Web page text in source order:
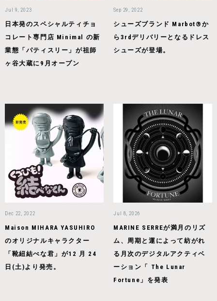
Jul 9, 2023
日本発のスペシャルティチョ
コレート専門店 Minimal の新
業態「パティスリー」が祖師
ヶ谷大蔵に9月オープン
Sep 29, 2022
シューズブランド Marbot®か
ら3rdデリバリーとなるドレス
シューズが登場。
Dec 22, 2022
Maison MIHARA YASUHIRO
のオリジナルキャラクター
「靴紐結べな君」が12 月 24
日(土)より発売。
Jul 8, 2026
MARINE SERREが満月のリズ
ム、周期と運によって紡がれ
る月次のデジタルアクティベ
ーション「 The Lunar
Fortune」を発表